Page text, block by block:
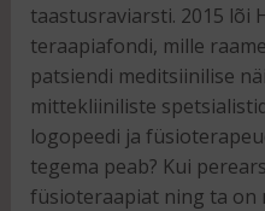
taastusraviarsti. 2015 lõi
teraapiafondi, mille
patsiendi meditsiinilise
mittekliiniliste
logopeedi ja
tegema peab? Kui
füsioteraapiat ning ta on